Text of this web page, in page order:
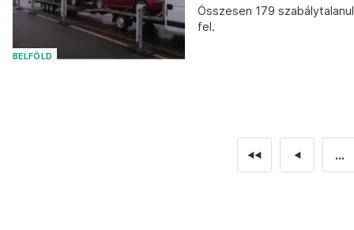
BELFÖLD
Összesen 179
fel.
◄◄ ◄ ...